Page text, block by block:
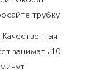
трубку.
Качественная
занимать 10